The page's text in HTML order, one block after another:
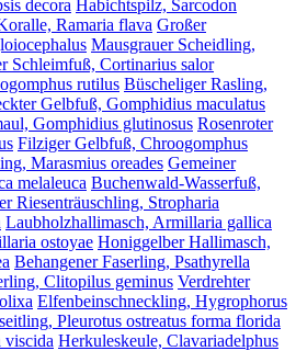
decora Habichtspilz, Sarcodon
Ramaria flava Großer
Mausgrauer Scheidling,
Schleimfuß, Cortinarius salor
rutilus Büscheliger Rasling,
Gelbfuß, Gomphidius maculatus
Gomphidius glutinosus Rosenroter
Filziger Gelbfuß, Chroogomphus
Marasmius oreades Gemeiner
melaleuca Buchenwald-Wasserfuß,
Riesenträuschling, Stropharia
Laubholzhallimasch, Armillaria gallica
ostoyae Honiggelber Hallimasch,
Behangener Faserling, Psathyrella
Clitopilus geminus Verdrehter
Elfenbeinschneckling, Hygrophorus
Pleurotus ostreatus forma florida
viscida Herkuleskeule, Clavariadelphus